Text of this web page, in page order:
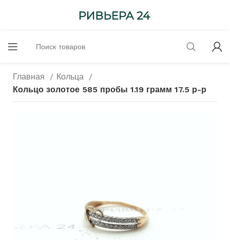
Главная
Кольца
Кольцо золотое 585 пробы 1.19 грамм 17.5 р-р